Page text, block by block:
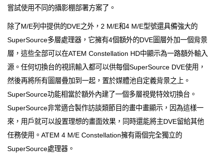
嘗試使用不同的攝影棚部署方案了。
除了M/E列中提供的DVE之外，2 M/E和4 M/E型號還具備強大的
SuperSource多層處理器，它擁有4個額外的DVE圖層外加一個背景
層，這些全部可以在ATEM Constellation HD中顯示為一路額外輸入
源。任何切換台的視訊輸入都可以供每個SuperSource DVE使用，
然後再將所有圖層疊加到一起，置於媒體池自定義背景之上。
SuperSource功能相當於額外內建了一個多層視覺特效切換台。
SuperSource非常適合製作訪談類節目的畫中畫顯示，因為這樣一
來，用戶就可以設置理想的畫面效果，同時還能將主DVE留給其他
任務使用。ATEM 4 M/E Constellation擁有兩個完全獨立的
SuperSource處理器。